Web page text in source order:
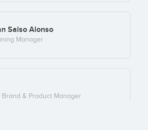
Salso Alonso
Manager
Brand & Product Manager